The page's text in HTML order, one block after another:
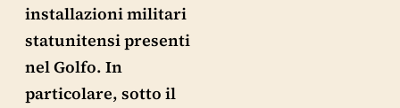
installazioni militari
statunitensi presenti
nel Golfo. In
particolare, sotto il